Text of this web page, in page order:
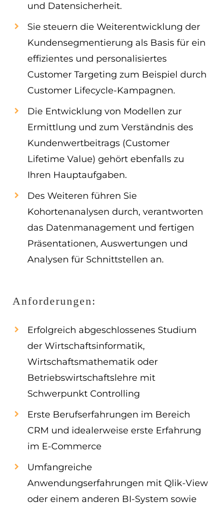
und Datensicherheit.
Sie steuern die Weiterentwicklung der
Kundensegmentierung als Basis für ein
effizientes und personalisiertes
Customer Targeting zum Beispiel durch
Customer Lifecycle-Kampagnen.
Die Entwicklung von Modellen zur
Ermittlung und zum Verständnis des
Kundenwertbeitrags (Customer
Lifetime Value) gehört ebenfalls zu
Ihren Hauptaufgaben.
Des Weiteren führen Sie
Kohortenanalysen durch, verantworten
das Datenmanagement und fertigen
Präsentationen, Auswertungen und
Analysen für Schnittstellen an.
Anforderungen:
Erfolgreich abgeschlossenes Studium
der Wirtschaftsinformatik,
Wirtschaftsmathematik oder
Betriebswirtschaftslehre mit
Schwerpunkt Controlling
Erste Berufserfahrungen im Bereich
CRM und idealerweise erste Erfahrung
im E-Commerce
Umfangreiche
Anwendungserfahrungen mit Qlik-View
oder einem anderen BI-System sowie